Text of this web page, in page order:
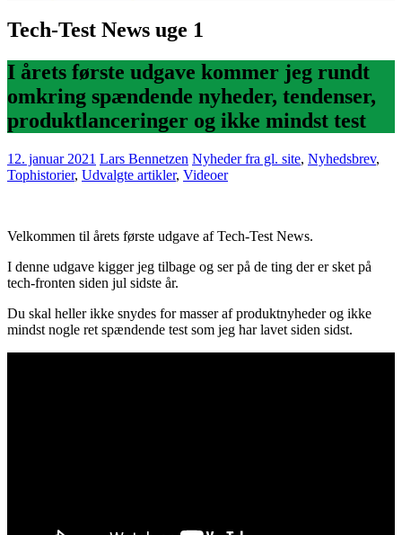
Tech-Test News uge 1
I årets første udgave kommer jeg rundt
omkring spændende nyheder, tendenser,
produktlanceringer og ikke mindst test
12. januar 2021 Lars Bennetzen Nyheder fra gl. site, Nyhedsbrev,
Tophistorier, Udvalgte artikler, Videoer
Velkommen til årets første udgave af Tech-Test News.
I denne udgave kigger jeg tilbage og ser på de ting der er sket på
tech-fronten siden jul sidste år.
Du skal heller ikke snydes for masser af produktnyheder og ikke
mindst nogle ret spændende test som jeg har lavet siden sidst.